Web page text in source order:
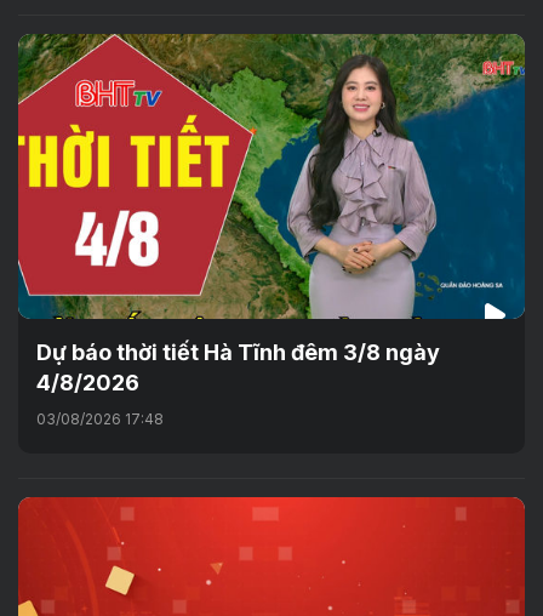
Dự báo thời tiết Hà Tĩnh đêm 3/8 ngày
4/8/2026
03/08/2026 17:48